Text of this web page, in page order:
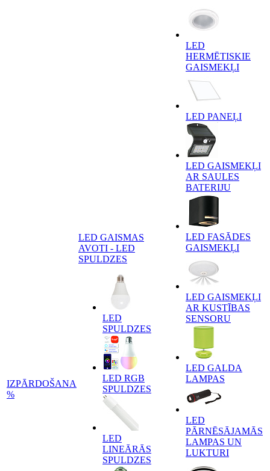
IZPĀRDOŠANA
%
LED GAISMAS
AVOTI - LED
SPULDZES
LED
SPULDZES
LED RGB
SPULDZES
LED
LINEĀRĀS
SPULDZES
LED
HERMĒTISKIE
GAISMEKĻI
LED PANEĻI
LED GAISMEKĻI
AR SAULES
BATERIJU
LED FASĀDES
GAISMEKĻI
LED GAISMEKĻI
AR KUSTĪBAS
SENSORU
LED GALDA
LAMPAS
LED
PĀRNĒSĀJAMĀS
LAMPAS UN
LUKTURI